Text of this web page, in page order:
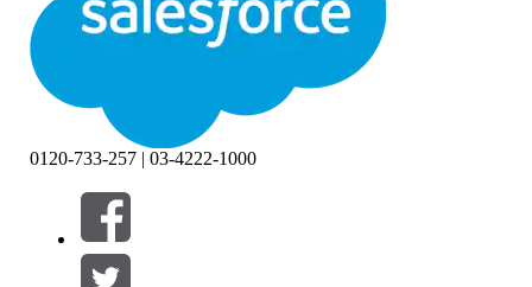
絞り込み条件 (0)
絞り込み条件を選択
0120-733-257 | 03-4222-1000